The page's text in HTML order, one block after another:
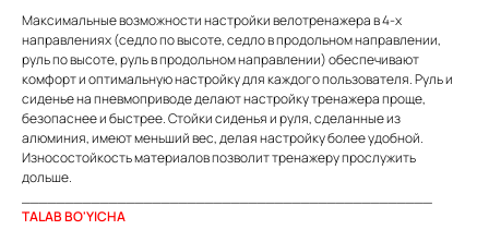
Максимальные возможности настройки велотренажера в 4-х
направлениях (седло по высоте, седло в продольном направлении,
руль по высоте, руль в продольном направлении) обеспечивают
комфорт и оптимальную настройку для каждого пользователя. Руль и
сиденье на пневмоприводе делают настройку тренажера проще,
безопаснее и быстрее. Стойки сиденья и руля, сделанные из
алюминия, имеют меньший вес, делая настройку более удобной.
Износостойкость материалов позволит тренажеру прослужить
дольше.
TALAB BO'YICHA